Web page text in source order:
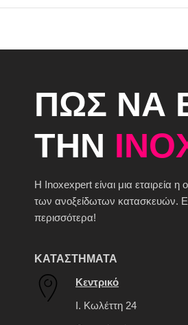
ΠΩΣ ΝΑ
ΤΗΝ
H Inoxexpert είναι μια εταιρεία
των ανοξείδωτων κατασκευών.
περισσότερα!
ΚΑΤΑΣΤΗΜΑΤΑ
Κεντρικό
Ι. Κωλέττη 24